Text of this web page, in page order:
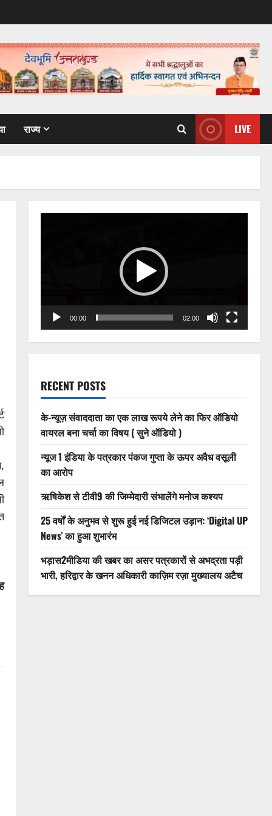
राज्य LIVE
00:00 02:00
RECENT POSTS
के-न्यूज़ संवाददाता का एक लाख रूपये लेने का फिर ऑडियो
वायरल बना चर्चा का विषय ( सुने ऑडियो )
न्यूज 1 इंडिया के पत्रकार पंकज गुप्ता के ऊपर अवैध वसूली
का आरोप
ऋषिकेश से टीवी9 की जिम्मेदारी संभालेंगे मनोज कश्यप
25 वर्षों के अनुभव से शुरू हुई नई डिजिटल उड़ान: ‘Digital UP
News’ का हुआ शुभारंभ
भड़ास2मीडिया की खबर का असर पत्रकारों से अभद्रता पड़ी
भारी, हरिद्वार के खनन अधिकारी काज़िम रज़ा मुख्यालय अटैच